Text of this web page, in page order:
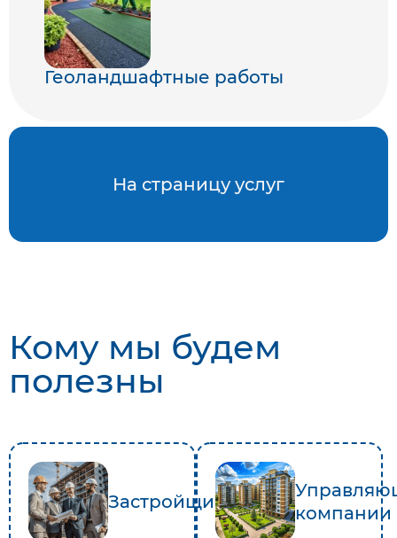
Геоландшафтные работы
На страницу услуг
Кому мы будем
полезны
Застройщики
компании